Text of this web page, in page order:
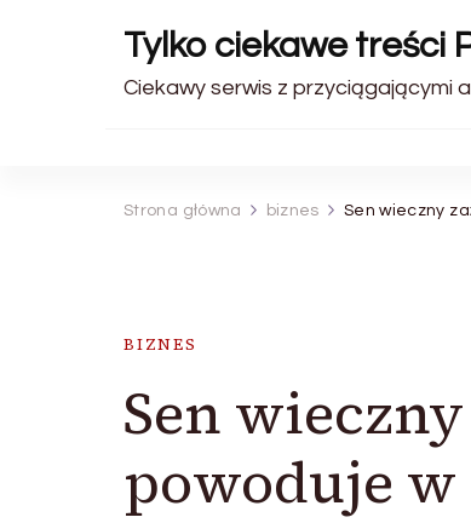
Tylko ciekawe treści
Ciekawy serwis z przyciągającymi
Strona główna biznes Sen wieczny
BIZNES
Sen
powoduje